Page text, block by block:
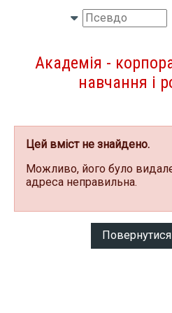
Перейти до головного вмісту
Бокова панель
Академія -
навчання і
Цей вміст не знайдено.
Можливо, його було
адреса неправильна.